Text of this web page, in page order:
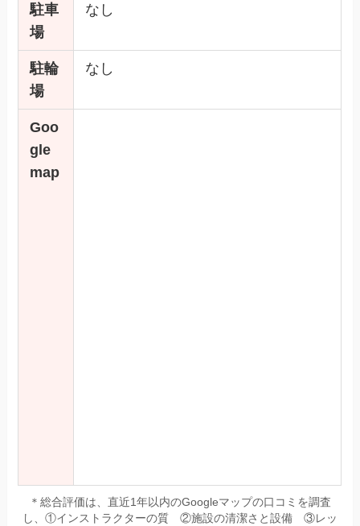
駐車
場
なし
駐輪
場
なし
Goo
gle
map
＊総合評価は、直近1年以内のGoogleマップの口コミを調査
し、①インストラクターの質 ②施設の清潔さと設備 ③レッ